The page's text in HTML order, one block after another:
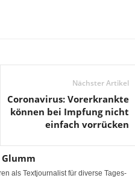
Nächster Artikel
Coronavirus: Vorerkrankte
können bei Impfung nicht
einfach vorrücken
als Textjournalist für diverse Tages-